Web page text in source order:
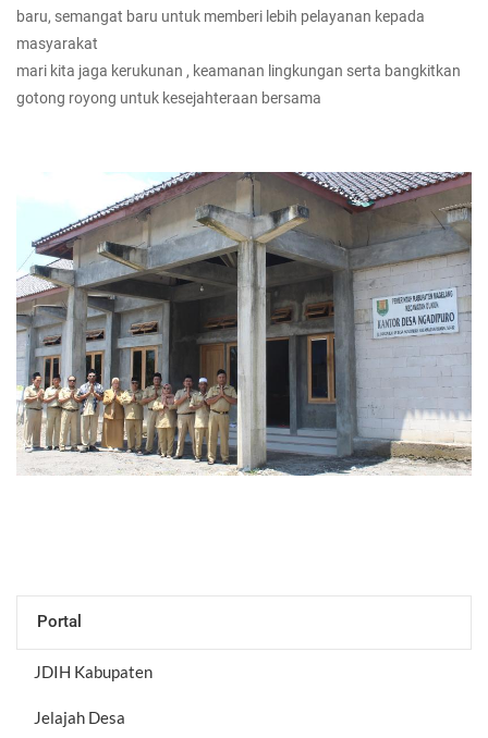
baru, semangat baru untuk memberi lebih pelayanan kepada
masyarakat
mari kita jaga kerukunan , keamanan lingkungan serta bangkitkan
gotong royong untuk kesejahteraan bersama
Portal
JDIH Kabupaten
Jelajah Desa